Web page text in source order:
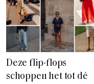
Deze flip-flops
schoppen het tot dé